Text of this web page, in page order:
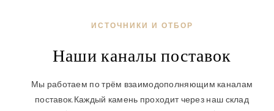
ИСТОЧНИКИ И ОТБОР
Наши каналы поставок
Мы работаем по трём взаимодополняющим каналам
поставок. Каждый камень проходит через наш склад